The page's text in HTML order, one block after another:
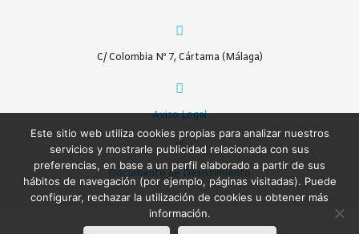
C/ Colombia Nº 7, Cártama (Málaga)
Aviso Legal
Documento de Desistimiento
Este sitio web utiliza cookies propias para analizar nuestros
servicios y mostrarle publicidad relacionada con sus
preferencias, en base a un perfil elaborado a partir de sus
hábitos de navegación (por ejemplo, páginas visitadas). Puede
configurar, rechazar la utilización de cookies u obtener más
información.